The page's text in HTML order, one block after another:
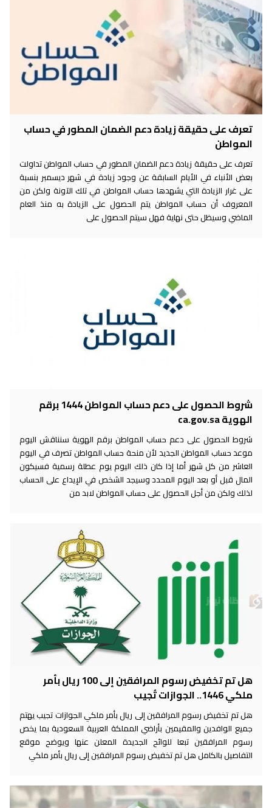
تعرف على حقيقة زيادة دعم الضمان المطور في حساب
المواطن
تعرف على حقيقة زيادة دعم الضمان المطور في حساب المواطن تداولت
بعض الأنباء في الأيام السابقة عن وجود زيادة في شهر ديسمبر بنسبة
على غرار الزيادة التي يشهدها حساب المواطن في تلك الآونة ولكن من
المعروف أن حساب المواطن يتم الحصول على الزيادة به منذ العام
الماضي وسيظل حتى نهاية فهل سيتم الحصول على
شروط الحصول على دعم حساب المواطن 1444 برقم
الهوية ca.gov.sa
شروط الحصول على دعم حساب المواطن برقم الهوية سنناقش اليوم
موعد حساب المواطن الجديد لأن منحة حساب المواطن تصرف في اليوم
العاشر من كل شهر أما إذا كان ذلك اليوم يوم عطلة رسمية فسيكون
المال قبل أو بعد اليوم المحدد وسيجد الشخص في الإيداع على الحساب
لذلك ولكن من أجل الحصول على حساب المواطن لابد من
هل تم تخفيض رسوم المرافقين إلى 100 ريال بأمر
ملكي 1446.. الجوازات تُجيب
هل تم تخفيض رسوم المرافقين إلى ريال بأمر ملكي الجوازات تجيب يهتم
جميع الوافدين والمقيمين بأراضي المملكة العربية السعودية بما يخص
رسوم المرافقين تبعا للوائح الجديدة المعلن عنها ويوضح موقع
التفاصيل بالكامل هل تم تخفيض رسوم المرافقين إلى ريال بأمر ملكي